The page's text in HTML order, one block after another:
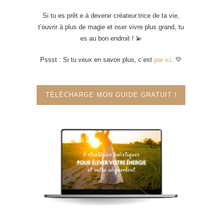
Si tu es prêt.e à devenir créateur.trice de ta vie,
t’ouvrir à plus de magie et oser vivre plus grand, tu
es au bon endroit ! 💫
Pssst : Si tu veux en savoir plus, c’est par ici . 💛
TÉLÉCHARGE MON GUIDE GRATUIT !